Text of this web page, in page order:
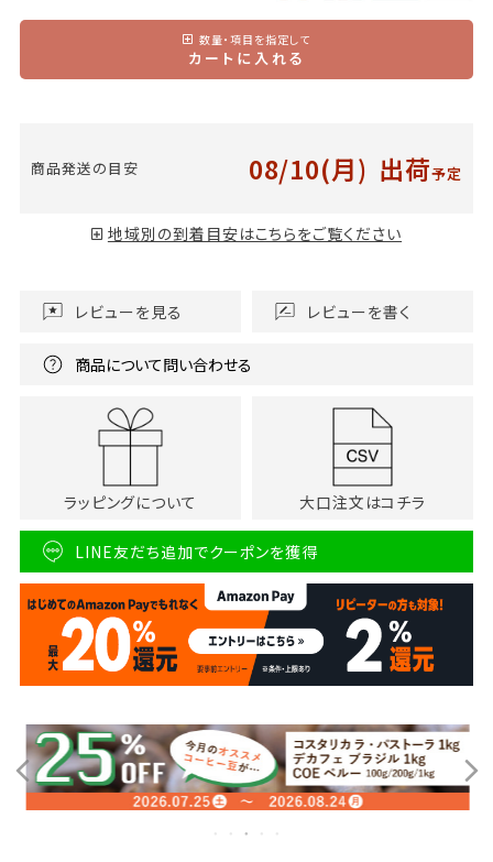
数量・項目を指定して
カートに入れる
商品発送の目安 08/10(月) 出荷予定
地域別の到着目安はこちらをご覧ください
レビューを見る レビューを書く
商品について問い合わせる
ラッピングについて 大口注文はコチラ
LINE友だち追加でクーポンを獲得